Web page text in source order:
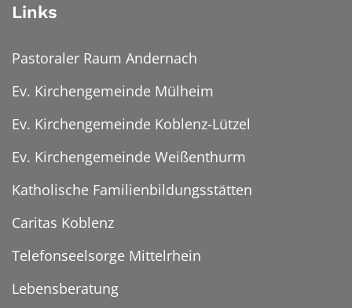
Links
Pastoraler Raum Andernach
Ev. Kirchengemeinde Mülheim
Ev. Kirchengemeinde Koblenz-Lützel
Ev. Kirchengemeinde Weißenthurm
Katholische Familienbildungsstätten
Caritas Koblenz
Telefonseelsorge Mittelrhein
Lebensberatung